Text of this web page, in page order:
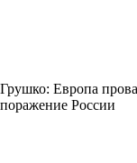
Грушко: Европа
поражение России